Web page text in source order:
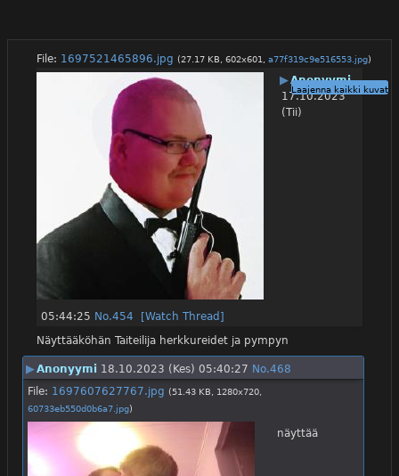
Laajenna kaikki kuvat
File: 1697521465896.jpg (27.17 KB, 602x601, a77f319c9e516553.jpg)
▶Anonyymi
17.10.2023
(Tii)
05:44:25 No.454
[Watch Thread]
Näyttääköhän Taiteilija herkkureidet ja pympyn
▶Anonyymi 18.10.2023 (Kes) 05:40:27 No.468
File: 1697607627767.jpg (51.43 KB, 1280x720,
60733eb550d0b6a7.jpg)
näyttää